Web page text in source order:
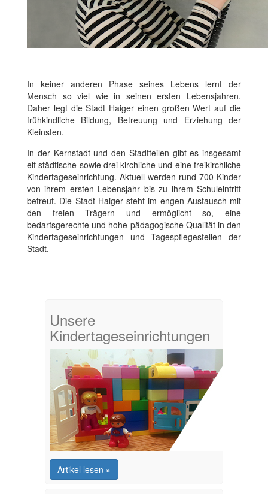
In keiner anderen Phase seines Lebens lernt der
Mensch so viel wie in seinen ersten Lebensjahren.
Daher legt die Stadt Haiger einen großen Wert auf die
frühkindliche Bildung, Betreuung und Erziehung der
Kleinsten.
In der Kernstadt und den Stadtteilen gibt es insgesamt
elf städtische sowie drei kirchliche und eine freikirchliche
Kindertageseinrichtung. Aktuell werden rund 700 Kinder
von ihrem ersten Lebensjahr bis zu ihrem Schuleintritt
betreut. Die Stadt Haiger steht im engen Austausch mit
den freien Trägern und ermöglicht so, eine
bedarfsgerechte und hohe pädagogische Qualität in den
Kindertageseinrichtungen und Tagespflegestellen der
Stadt.
Unsere
Kindertageseinrichtungen
Artikel lesen »